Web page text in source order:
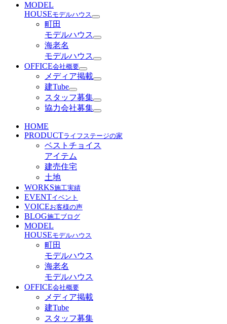
MODEL
HOUSEモデルハウス
町田
モデルハウス
海老名
モデルハウス
OFFICE会社概要
メディア掲載
建Tube
スタッフ募集
協力会社募集
HOME
PRODUCTライフステージの家
ベストチョイス
アイテム
建売住宅
土地
WORKS施工実績
EVENTイベント
VOICEお客様の声
BLOG施工ブログ
MODEL
HOUSEモデルハウス
町田
モデルハウス
海老名
モデルハウス
OFFICE会社概要
メディア掲載
建Tube
スタッフ募集